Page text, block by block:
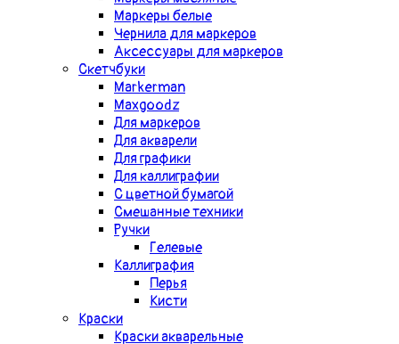
Маркеры белые
Чернила для маркеров
Аксессуары для маркеров
Скетчбуки
Markerman
Maxgoodz
Для маркеров
Для акварели
Для графики
Для каллиграфии
С цветной бумагой
Смешанные техники
Ручки
Гелевые
Каллиграфия
Перья
Кисти
Краски
Краски акварельные